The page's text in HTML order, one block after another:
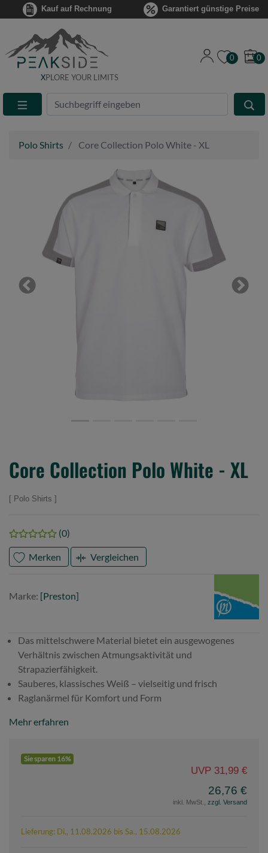
Kauf auf Rechnung Garantiert günstige Preise
XPLORE YOUR LIMITS
Suche
Eingabefeld
0 0
Polo Shirts Core Collection Polo White - XL
Previous Next
Core Collection Polo White - XL
Polo Shirts
(0)
Merken Vergleichen
Marke: [Preston]
Das mittelschwere Material bietet ein ausgewogenes
Verhältnis zwischen Atmungsaktivität und
Strapazierfähigkeit.
Sauberes, klassisches Weiß – vielseitig und frisch
Raglanärmel für Komfort und Form
Mehr erfahren
Sie sparen 16%
UVP 31,99 €
26,76 €
inkl. MwSt., zzgl. Versand
Lieferung: Di., 11.08.2026 bis Sa., 15.08.2026